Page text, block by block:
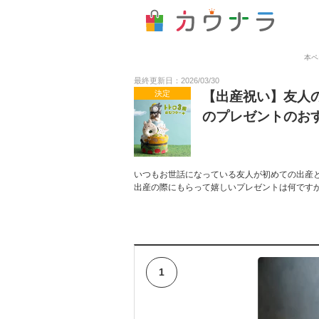
本
最終更新日：2026/03/30
決定
【出産祝い】友
のプレゼントのお
いつもお世話になっている友人が初めての出
出産の際にもらって嬉しいプレゼントは何で
1